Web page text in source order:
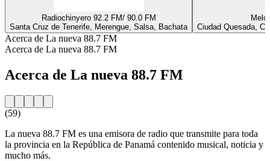
Radiochinyero 92.2 FM/ 90.0 FM
Santa Cruz de Tenerife, Merengue, Salsa, Bachata
Ciudad Quesada,
Acerca de La nueva 88.7 FM
Acerca de La nueva 88.7 FM
Acerca de La nueva 88.7 FM
(59)
La nueva 88.7 FM es una emisora de radio que transmite para toda
la provincia en la República de Panamá contenido musical, noticia y
mucho más.